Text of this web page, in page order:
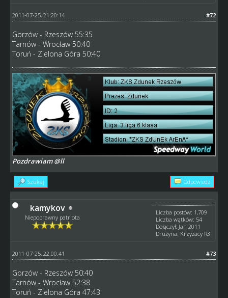
#72
2011-07-25, 21:20:14
Gorzów - Rzeszów 55:35
Tarnów - Wrocław 50:40
Toruń - Zielona Góra 50:40
Pozdrawiam @ll
Szukaj Odpowiedz
kamykov
Niepoprawny patriota
Liczba postów: 1,709
Liczba wątków: 54
Dołączył: Jan 2011
Drużyna: Krzyżacy R3
#73
2011-07-25, 22:00:41
Gorzów - Rzeszów 50:40
Tarnów - Wrocław 52:38
Toruń - Zielona Góra 47:43